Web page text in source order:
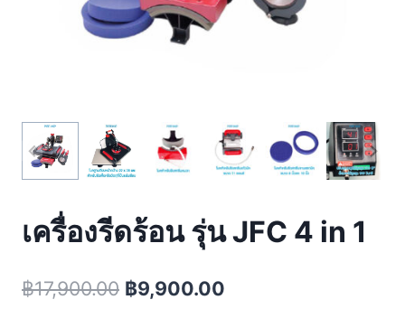
เครื่องรีดร้อน รุ่น JFC 4 in 1
฿17,900.00 ฿9,900.00